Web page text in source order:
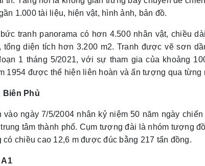
1.000 tài liệu, hiện vật, hình ảnh, bản đồ.
tranh panorama có hơn 4.500 nhân vật, chiều
tổng diện tích hơn 3.200 m2. Tranh được vẽ sơn
1 tháng 5/2021, với sự tham gia của khoảng
1954 được thể hiện liên hoàn và ấn tượng qua từng
Phủ
ngày 7/5/2004 nhân kỷ niệm 50 năm ngày
tâm thành phố. Cụm tượng đài là nhóm tượng
chiều cao 12,6 m được đúc bằng 217 tấn đồng.